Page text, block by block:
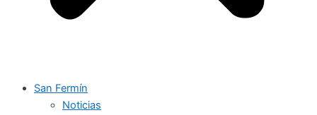
San Fermín
Noticias